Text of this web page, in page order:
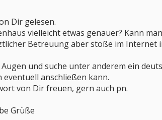
Dir gelesen.
vielleicht etwas genauer? Kann
Betreuung aber stoße im Internet
und suche unter anderem ein
anschließen kann.
von Dir freuen, gern auch pn.
Grüße